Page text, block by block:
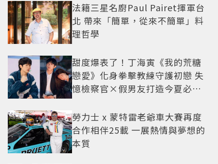
法籍三星名廚Paul Pairet揮軍台
北 帶來「簡單，從來不簡單」料
理哲學
甜度爆表了！丁海寅《我的荒糖
戀愛》化身拳擊教練守護初戀 失
憶檢察官×假男友打造今夏必看
勞力士 x 蒙特雷老爺車大賽再度
合作相伴25載 一展熱情與夢想的
本質